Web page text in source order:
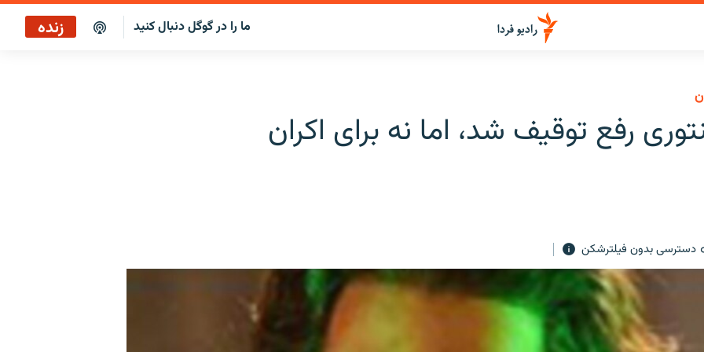
ما را در گوگل دنبال کنید زنده
رفع توقیف شد، اما نه برای اکران
دسترسی بدون فیلترشکن